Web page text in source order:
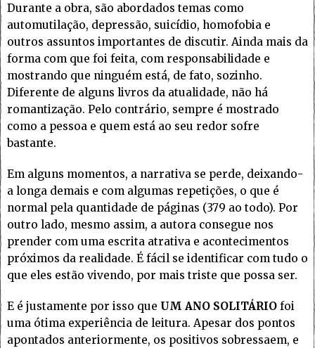
Durante a obra, são abordados temas como
automutilação, depressão, suicídio, homofobia e
outros assuntos importantes de discutir. Ainda mais da
forma com que foi feita, com responsabilidade e
mostrando que ninguém está, de fato, sozinho.
Diferente de alguns livros da atualidade, não há
romantização. Pelo contrário, sempre é mostrado
como a pessoa e quem está ao seu redor sofre
bastante.
Em alguns momentos, a narrativa se perde, deixando-
a longa demais e com algumas repetições, o que é
normal pela quantidade de páginas (379 ao todo). Por
outro lado, mesmo assim, a autora consegue nos
prender com uma escrita atrativa e acontecimentos
próximos da realidade. É fácil se identificar com tudo o
que eles estão vivendo, por mais triste que possa ser.
E é justamente por isso que UM ANO SOLITÁRIO foi
uma ótima experiência de leitura. Apesar dos pontos
apontados anteriormente, os positivos sobressaem, e